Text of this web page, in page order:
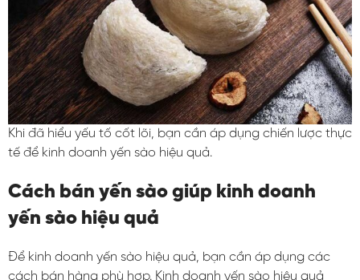
Khi đã hiểu yếu tố cốt lõi, bạn cần áp dụng chiến lược thực
tế để kinh doanh yến sào hiệu quả.
Cách bán yến sào giúp kinh doanh
yến sào hiệu quả
Để kinh doanh yến sào hiệu quả, bạn cần áp dụng các
cách bán hàng phù hợp. Kinh doanh yến sào hiệu quả